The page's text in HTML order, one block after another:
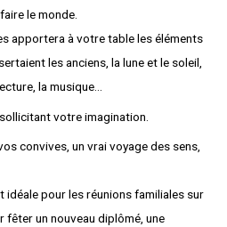
le monde.
apportera à votre table les éléments
les anciens, la lune et le soleil,
la musique…
votre imagination.
convives, un vrai voyage des sens,
pour les réunions familiales sur
fêter un nouveau diplômé, une